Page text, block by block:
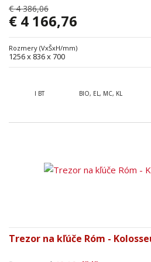
€ 4 386,06
€ 4 166,76
Rozmery (VxŠxH/mm)
1256 x 836 x 700
I BT BIO, EL, MC, KL
Trezor na kľúče Róm -